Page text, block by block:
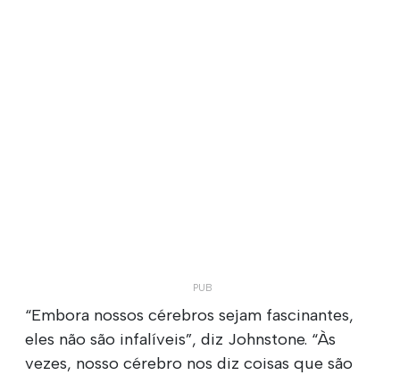
“Embora nossos cérebros sejam fascinantes,
eles não são infalíveis”, diz Johnstone. “Às
vezes, nosso cérebro nos diz coisas que são